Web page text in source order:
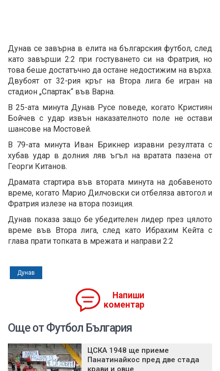
Дунав се завърна в елита на българския футбол, след
като завърши 2:2 при гостуването си на Фратрия, но
това беше достатъчно да остане недостижим на върха.
Двубоят от 32-рия кръг на Втора лига бе игран на
стадион „Спартак“ във Варна.
В 25-ата минута Дунав Русе поведе, когато Кристиян
Бойчев с удар извън наказателното поле не остави
шансове на Мостовей.
В 79-ата минута Иван Брикнер изравни резултата с
хубав удар в долния ляв ъгъл на вратата пазена от
Георги Китанов.
Драмата стартира във втората минута на добавеното
време, когато Марио Дилчовски си отбеляза автогол и
Фратрия излезе на втора позиция.
Дунав показа защо бе убедителен лидер през цялото
време във Втора лига, след като Ибрахим Кейта с
глава прати топката в мрежата и направи 2:2
Дунав
Напиши
коментар
Още от Футбол България
ЦСКА 1948 ще приеме
Панатинайкос пред две стада
крави и овце